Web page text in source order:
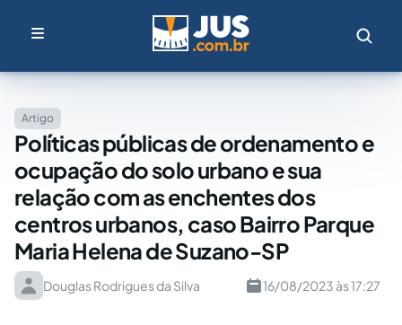
Artigo
Políticas públicas de ordenamento e
ocupação do solo urbano e sua
relação com as enchentes dos
centros urbanos, caso Bairro Parque
Maria Helena de Suzano-SP
Douglas Rodrigues da Silva 16/08/2023 às 17:27